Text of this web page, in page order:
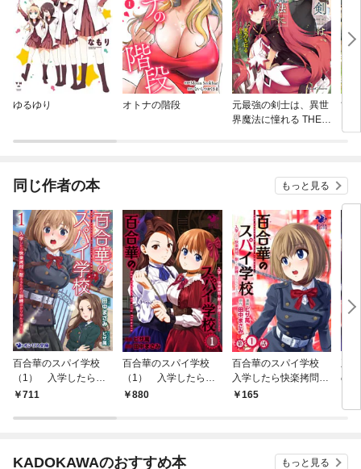
ゆるゆり オトナの階段
元最強の剣士は、異世
界魔法に憧れる THE C
甘
同じ作者の本 もっと見る
百合華のスパイ学校
（1） 入学したら快
楽拷問に耐えるための
が！？
711
百合華のスパイ学校
（1） 入学したら快
楽拷問に耐える訓練ば
880
百合華のスパイ学校
入学したら快楽拷問に
耐える訓練ばかりなん
165
の
手
KADOKAWAのおすすめ本 もっと見る